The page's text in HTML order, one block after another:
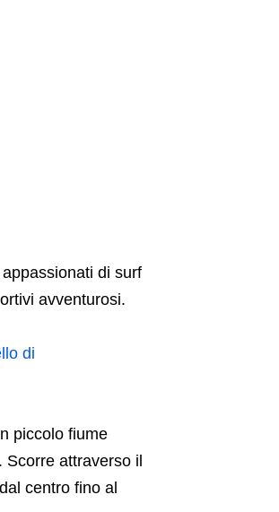
di surf
avventurosi.
di
piccolo fiume
attraverso il
centro fino al